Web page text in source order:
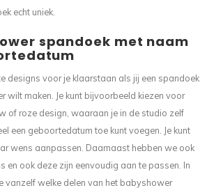
echt uniek.
spandoek met naam
designs voor je klaarstaan als jij een spandoek
wilt maken. Je kunt bijvoorbeeld kiezen voor
of roze design, waaraan je in de studio zelf
een geboortedatum toe kunt voegen. Je kunt
wens aanpassen. Daarnaast hebben we ook
en ook deze zijn eenvoudig aan te passen. In
vanzelf welke delen van het babyshower